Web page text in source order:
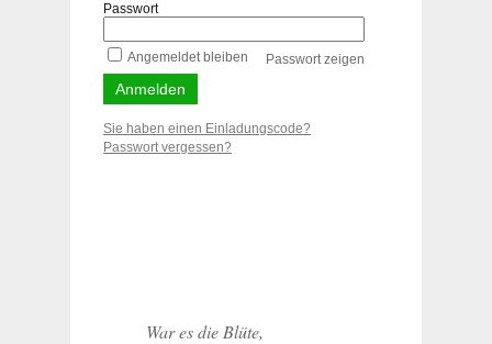
Passwort
Angemeldet bleiben Passwort zeigen
Sie haben einen Einladungscode?
Passwort vergessen?
War es die Blüte,